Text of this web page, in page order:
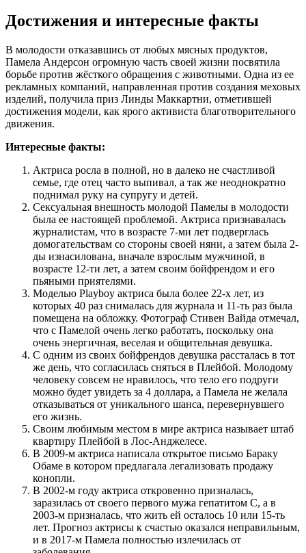
Достижения и интересные факты
В молодости отказавшись от любых мясных продуктов,
Памела Андерсон огромную часть своей жизни посвятила
борьбе против жёсткого обращения с животными. Одна из ее
рекламных компаний, направленная против создания меховых
изделий, получила приз Линды Маккартни, отметившей
достижения модели, как ярого активиста благотворительного
движения.
Интересные факты:
Актриса росла в полной, но в далеко не счастливой
семье, где отец часто выпивал, а так же неоднократно
поднимал руку на супругу и детей.
Сексуальная внешность молодой Памелы в молодости
была ее настоящей проблемой. Актриса признавалась
журналистам, что в возрасте 7-ми лет подверглась
домогательствам со стороны своей няни, а затем была 2-
ды изнасилована, вначале взрослым мужчиной, в
возрасте 12-ти лет, а затем своим бойфрендом и его
пьяными приятелями.
Моделью Playboy актриса была более 22-х лет, из
которых 40 раз снималась для журнала и 11-ть раз была
помещена на обложку. Фотограф Стивен Вайда отмечал,
что с Памелой очень легко работать, поскольку она
очень энергичная, веселая и общительная девушка.
С одним из своих бойфрендов девушка рассталась в тот
же день, что согласилась сняться в Плейбой. Молодому
человеку совсем не нравилось, что тело его подруги
можно будет увидеть за 4 доллара, а Памела не желала
отказываться от уникального шанса, перевернувшего
его жизнь.
Своим любимым местом в мире актриса называет штаб
квартиру Плейбой в Лос-Анджелесе.
В 2009-м актриса написала открытое письмо Бараку
Обаме в котором предлагала легализовать продажу
конопли.
В 2002-м году актриса откровенно призналась,
заразилась от своего первого мужа гепатитом С, а в
2003-м призналась, что жить ей осталось 10 или 15-ть
лет. Прогноз актрисы к счастью оказался неправильным,
и в 2017-м Памела полностью излечилась от